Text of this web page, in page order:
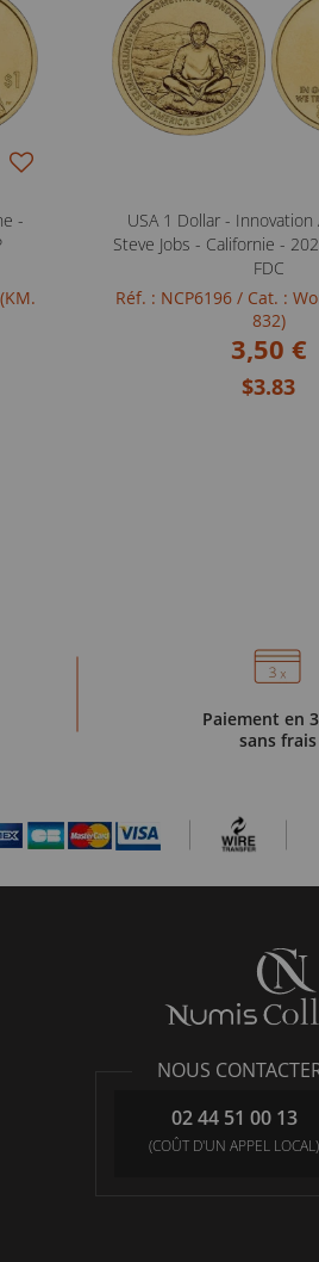
-
USA 1 Dollar - Innovation
Steve Jobs - Californie -
FDC
Réf. : NCP6196 / Cat. :
832)
3,50 €
$3.83
Paiement en
sans frais
NOUS
02 44 51 00 13
(COÛT D'UN APPEL LOCAL)